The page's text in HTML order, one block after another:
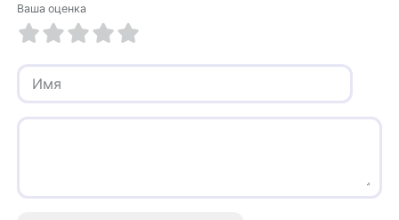
Ваша оценка
1 из 5 2 из 5 3 из 5 4 из 5 5 из 5